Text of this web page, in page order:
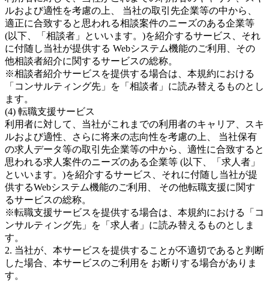
ルおよび適性を考慮の上、 当社の取引先企業等の中から、
適正に合致すると思われる相談案件のニーズのある企業等
(以下、「相談者」といいます。)を紹介するサービス、それ
に付随し当社が提供する Webシステム機能のご利用、その
他相談者紹介に関するサービスの総称。
※相談者紹介サービスを提供する場合は、本規約における
「コンサルティング先」を「相談者」に読み替えるものとし
ます。
(4) 転職支援サービス
利用者に対して、当社がこれまでの利用者のキャリア、スキ
ルおよび適性、さらに将来の志向性を考慮の上、 当社保有
の求人データ等の取引先企業等の中から、適性に合致すると
思われる求人案件のニーズのある企業等 (以下、「求人者」
といいます。)を紹介するサービス、それに付随し当社が提
供するWebシステム機能のご利用、 その他転職支援に関す
るサービスの総称。
※転職支援サービスを提供する場合は、本規約における「コ
ンサルティング先」を「求人者」に読み替えるものとしま
す。
2. 当社が、本サービスを提供することが不適切であると判断
した場合、本サービスのご利用を お断りする場合がありま
す。